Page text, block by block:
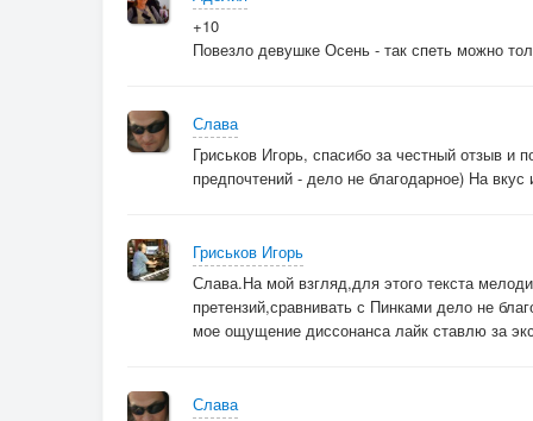
+10
Повезло девушке Осень - так спеть можно
Слава
Гриськов Игорь, спасибо за честный отзыв и
предпочтений - дело не благодарное) На вкус
Гриськов Игорь
Слава.На мой взгляд,для этого текста
претензий,сравнивать с Пинками дело не
мое ощущение диссонанса лайк ставлю за
Слава